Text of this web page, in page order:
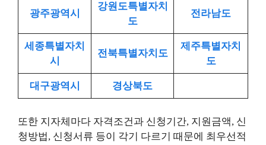
광주광역시
강원도특별자치
도
전라남도
세종특별자치
시
전북특별자치도
제주특별자치
도
대구광역시 경상북도
또한 지자체마다 자격조건과 신청기간, 지원금액, 신
청방법, 신청서류 등이 각기 다르기 때문에 최우선적